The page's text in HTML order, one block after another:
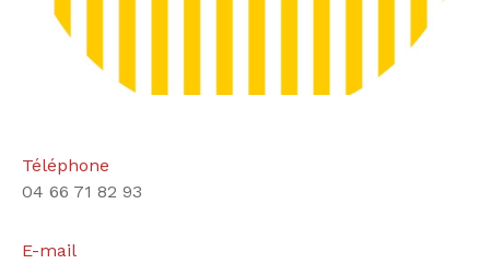
Téléphone
04 66 71 82 93
E-mail